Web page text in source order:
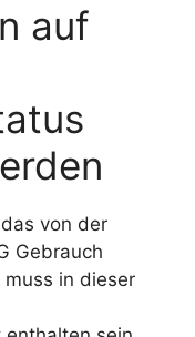
auf
von der
Gebrauch
muss in dieser